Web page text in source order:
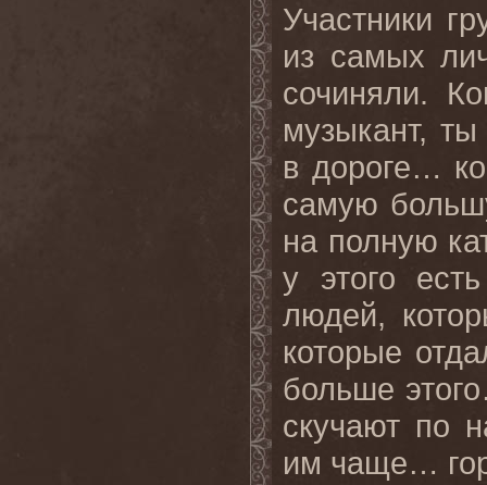
Участники
из самых
сочиняли.
музыкант,
в дороге…
самую
на полную
у этого
людей,
которые
больше
скучают по
им чаще…